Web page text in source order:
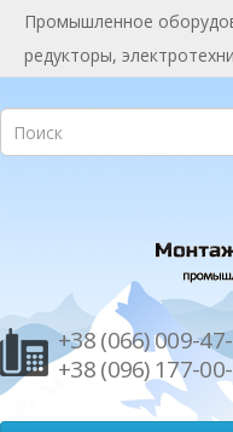
Промышленное
редукторы,
+38 (066) 009-
+38 (096) 177-